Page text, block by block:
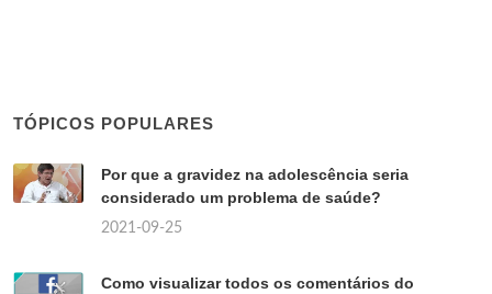
TÓPICOS POPULARES
Por que a gravidez na adolescência seria
considerado um problema de saúde?
2021-09-25
Como visualizar todos os comentários do